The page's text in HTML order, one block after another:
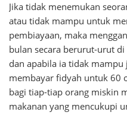
Jika tidak menemukan
atau tidak mampu untuk
pembiayaan, maka
bulan secara berurut-urut
dan apabila ia tidak
membayar fidyah untuk 60
bagi tiap-tiap orang miskin
makanan yang mencukupi